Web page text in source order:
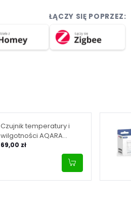
ŁĄCZY SIĘ POPRZEZ:
Czujnik temperatury i
wilgotności AQARA
Sensor T1 - biały (TH-
69,00 zł